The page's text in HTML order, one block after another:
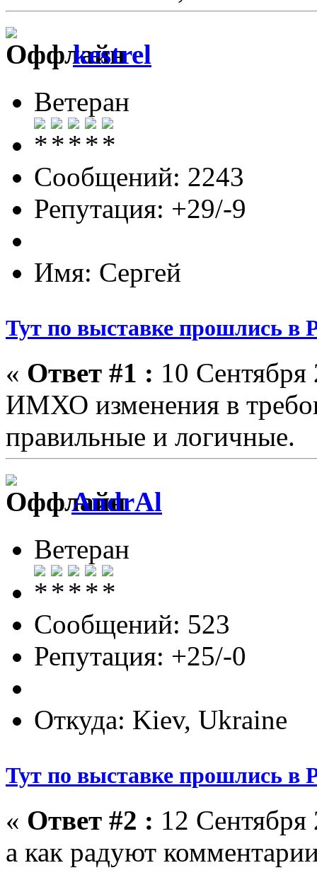
kestrel
Ветеран
Сообщений: 2243
Репутация: +29/-9
Имя: Сергей
Тут по выставке прошлись в
« Ответ #1 : 10
ИМХО изменения в
правильные и логичные.
AndrAl
Ветеран
Сообщений: 523
Репутация: +25/-0
Откуда: Kiev, Ukraine
Тут по выставке прошлись в
« Ответ #2 : 12
а как радуют